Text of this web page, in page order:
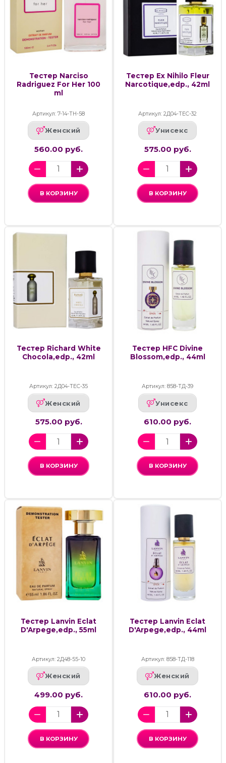
Тестер Narciso
Radriguez For Her 100
ml
Артикул: 7-14-ТН-58
Женский
560.00 руб.
В КОРЗИНУ
Тестер Ex Nihilo Fleur
Narcotique,edp., 42ml
Артикул: 2Д04-ТЕС-32
Унисекс
575.00 руб.
В КОРЗИНУ
Тестер Richard White
Chocola,edp., 42ml
Артикул: 2Д04-ТЕС-35
Женский
575.00 руб.
В КОРЗИНУ
Тестер HFC Divine
Blossom,edp., 44ml
Артикул: 858-ТД-39
Унисекс
610.00 руб.
В КОРЗИНУ
Тестер Lanvin Eclat
D'Arpege,edp., 55ml
Артикул: 2Д48-55-10
Женский
499.00 руб.
В КОРЗИНУ
Тестер Lanvin Eclat
D'Arpege,edp., 44ml
Артикул: 858-ТД-118
Женский
610.00 руб.
В КОРЗИНУ